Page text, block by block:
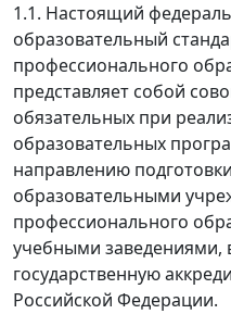
1.1. Настоящий
образовательный
профессионального
представляет собой
обязательных при
образовательных
направлению
образовательными
профессионального
учебными
государственную
Российской Федерации.